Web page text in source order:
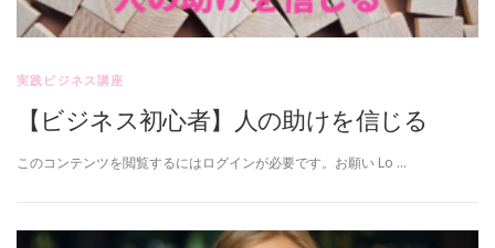
実践ビジネス講座
【ビジネス初心者】人の助けを信じる
このコンテンツを閲覧するにはログインが必要です。お願い Lo …